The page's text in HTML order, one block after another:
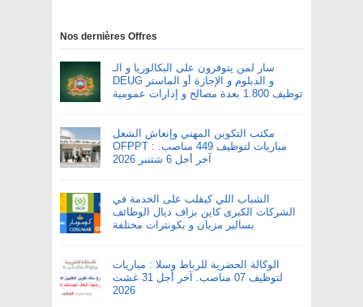
Nos dernières Offres
سار لمن يتوفرون على البكالوريا و الـ
DEUG و الدبلوم و الإجازة أو الماستر
توظيف 1.800 بعدة مصالح و إدارات عمومية
مكتب التكوين المهني وإنعاش الشغل
OFPPT : مباريات لتوظيف 449 مناصب.
آخر أجل 6 شتنبر 2026
الشباب اللي كيقلب على الخدمة في
الشركات الكبرى كاين بزاف ديال الوظائف
بسالير مزيان و بكونترات مختلفة
الوكالة الحضرية للرباط وسلا : مباريات
لتوظيف 07 مناصب. آخر أجل 31 غشت
2026